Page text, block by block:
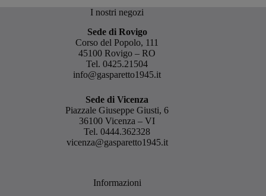
I nostri negozi
Sede di Rovigo
Corso del Popolo, 111
45100 Rovigo – RO
Tel.0425.21504
info@gasparetto1945.it
Sede di Vicenza
Piazzale Giuseppe Giusti, 6
36100 Vicenza – VI
Tel.0444.362328
vicenza@gasparetto1945.it
Informazioni